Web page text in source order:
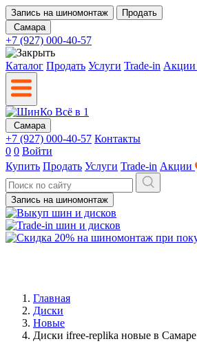
Запись на шиномонтаж
Продать
Самара
+7 (927) 000-40-57
Каталог Продать Услуги Trade-in Акции
Самара
+7 (927) 000-40-57 Контакты
0 0 Войти
Купить Продать Услуги Trade-in Акции
Запись на шиномонтаж
Главная
Диски
Новые
Диски ifree-replika новые в Самаре